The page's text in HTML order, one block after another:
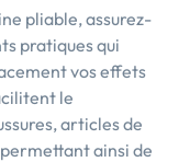
pliable, assurez-
pratiques qui
vos effets
le
articles de
ainsi de